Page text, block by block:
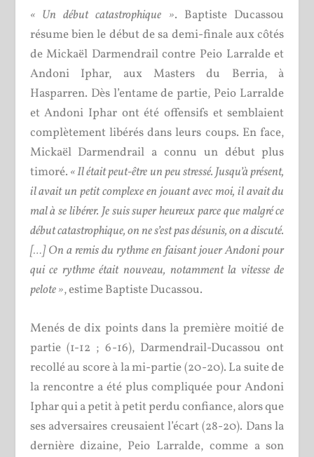
« Un début catastrophique ». Baptiste Ducassou
résume bien le début de sa demi-finale aux côtés
de Mickaël Darmendrail contre Peio Larralde et
Andoni Iphar, aux Masters du Berria, à
Hasparren. Dès l’entame de partie, Peio Larralde
et Andoni Iphar ont été offensifs et semblaient
complètement libérés dans leurs coups. En face,
Mickaël Darmendrail a connu un début plus
timoré. « Il était peut-être un peu stressé. Jusqu’à présent,
il avait un petit complexe en jouant avec moi, il avait du
mal à se libérer. Je suis super heureux parce que malgré ce
début catastrophique, on ne s’est pas désunis, on a discuté.
[…] On a remis du rythme en faisant jouer Andoni pour
qui ce rythme était nouveau, notamment la vitesse de
pelote », estime Baptiste Ducassou.
Menés de dix points dans la première moitié de
partie (1-12 ; 6-16), Darmendrail-Ducassou ont
recollé au score à la mi-partie (20-20). La suite de
la rencontre a été plus compliquée pour Andoni
Iphar qui a petit à petit perdu confiance, alors que
ses adversaires creusaient l’écart (28-20). Dans la
dernière dizaine, Peio Larralde, comme a son